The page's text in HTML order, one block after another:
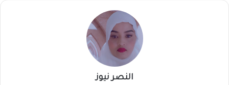
النصر نيوز